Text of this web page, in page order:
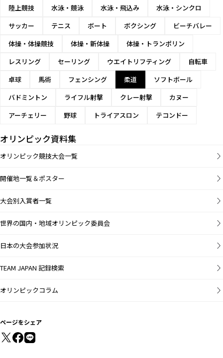
陸上競技 水泳・競泳 水泳・飛込み
水泳・シンクロ
サッカー
テニス ボート ボクシング
ビーチバレー
体操・体操競技
体操・新体操
体操・トランポリン
レスリング
セーリング ウエイトリフティング
自転車
卓球
馬術 フェンシング 柔道
ソフトボール
バドミントン
ライフル射撃 クレー射撃
カヌー
アーチェリー
野球 トライアスロン テコンドー
オリンピック資料集
オリンピック競技大会一覧
開催地一覧＆ポスター
大会別入賞者一覧
世界の国内・地域オリンピック委員会
日本の大会参加状況
TEAM JAPAN 記録検索
オリンピックコラム
ページをシェア